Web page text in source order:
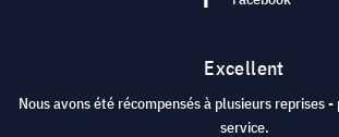
Excellent
Nous avons été récompensés à plusieurs reprises
service.